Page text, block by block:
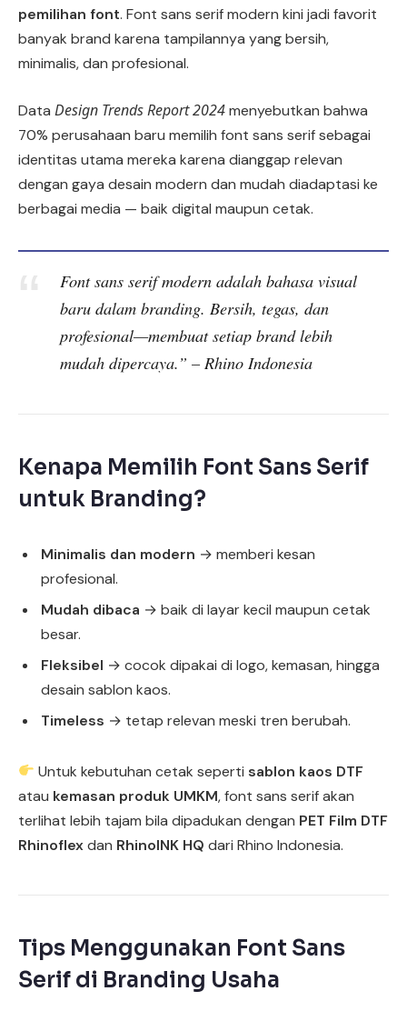
pemilihan font. Font sans serif modern kini jadi favorit
banyak brand karena tampilannya yang bersih,
minimalis, dan profesional.
Data Design Trends Report 2024menyebutkan bahwa
70% perusahaan baru memilih font sans serif sebagai
identitas utama mereka karena dianggap relevan
dengan gaya desain modern dan mudah diadaptasi ke
berbagai media — baik digital maupun cetak.
Font sans serif modern adalah bahasa visual
baru dalam branding. Bersih, tegas, dan
profesional—membuat setiap brand lebih
mudah dipercaya.” –Rhino Indonesia
Kenapa Memilih Font Sans Serif
untuk Branding?
Minimalis dan modern → memberi kesan
profesional.
Mudah dibaca → baik di layar kecil maupun cetak
besar.
Fleksibel → cocok dipakai di logo, kemasan, hingga
desain sablon kaos.
Timeless → tetap relevan meski tren berubah.
Untuk kebutuhan cetak sepertisablon kaos DTF
atau kemasan produk UMKM, font sans serif akan
terlihat lebih tajam bila dipadukan dengan PET Film DTF
Rhinoflexdan RhinoINK HQ dari Rhino Indonesia.
Tips Menggunakan Font Sans
Serif di Branding Usaha